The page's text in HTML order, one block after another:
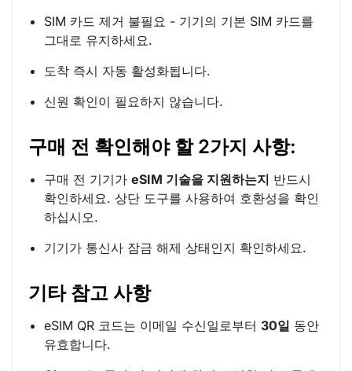
SIM 카드 제거 불필요 - 기기의 기본 SIM 카드를
그대로 유지하세요.
도착 즉시 자동 활성화됩니다.
신원 확인이 필요하지 않습니다.
구매 전 확인해야 할 2가지 사항:
구매 전 기기가 eSIM 기술을 지원하는지 반드시
확인하세요. 상단 도구를 사용하여 호환성을 확인
하십시오.
기기가 통신사 잠금 해제 상태인지 확인하세요.
기타 참고 사항
eSIM QR 코드는 이메일 수신일로부터 30일 동안
유효합니다.